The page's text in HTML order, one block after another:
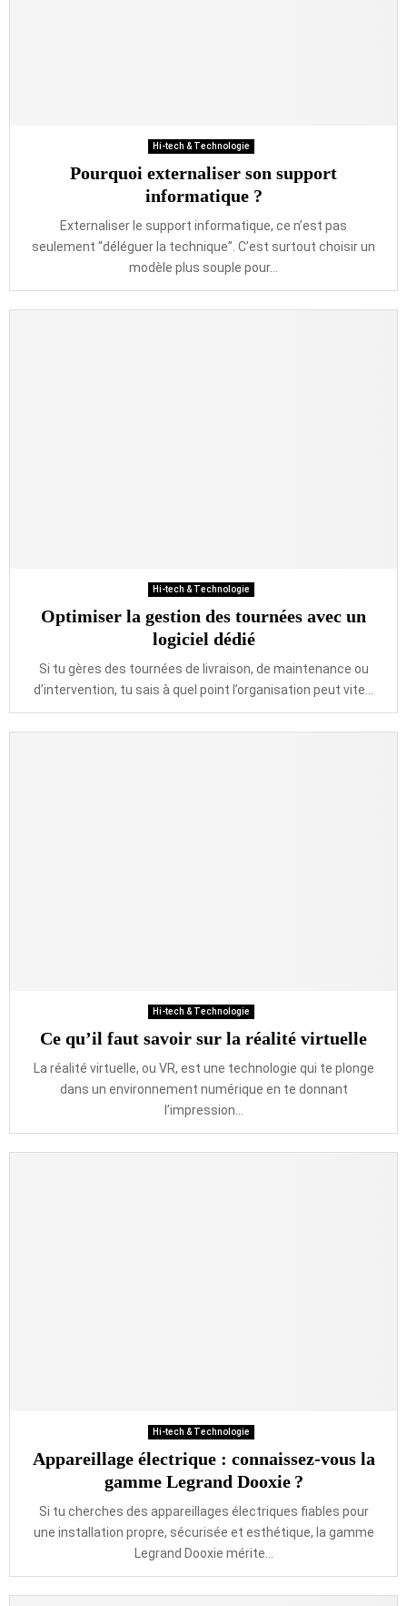
Hi-tech & Technologie
Pourquoi externaliser son support
informatique ?
Externaliser le support informatique, ce n’est pas
seulement “déléguer la technique”. C’est surtout choisir un
modèle plus souple pour...
Hi-tech & Technologie
Optimiser la gestion des tournées avec un
logiciel dédié
Si tu gères des tournées de livraison, de maintenance ou
d’intervention, tu sais à quel point l’organisation peut vite...
Hi-tech & Technologie
Ce qu’il faut savoir sur la réalité virtuelle
La réalité virtuelle, ou VR, est une technologie qui te plonge
dans un environnement numérique en te donnant
l’impression...
Hi-tech & Technologie
Appareillage électrique : connaissez-vous la
gamme Legrand Dooxie ?
Si tu cherches des appareillages électriques fiables pour
une installation propre, sécurisée et esthétique, la gamme
Legrand Dooxie mérite...